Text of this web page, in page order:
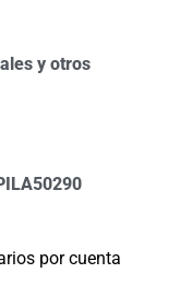
y otros
50290
por cuenta